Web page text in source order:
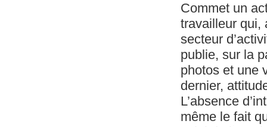
Commet un
travailleur qui,
secteur
publie, sur la
photos et une
dernier,
L’absence
même le fait